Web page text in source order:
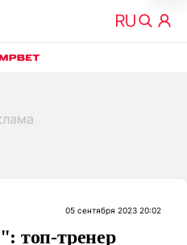
05 сентября 2023 20:02
топ-тренер